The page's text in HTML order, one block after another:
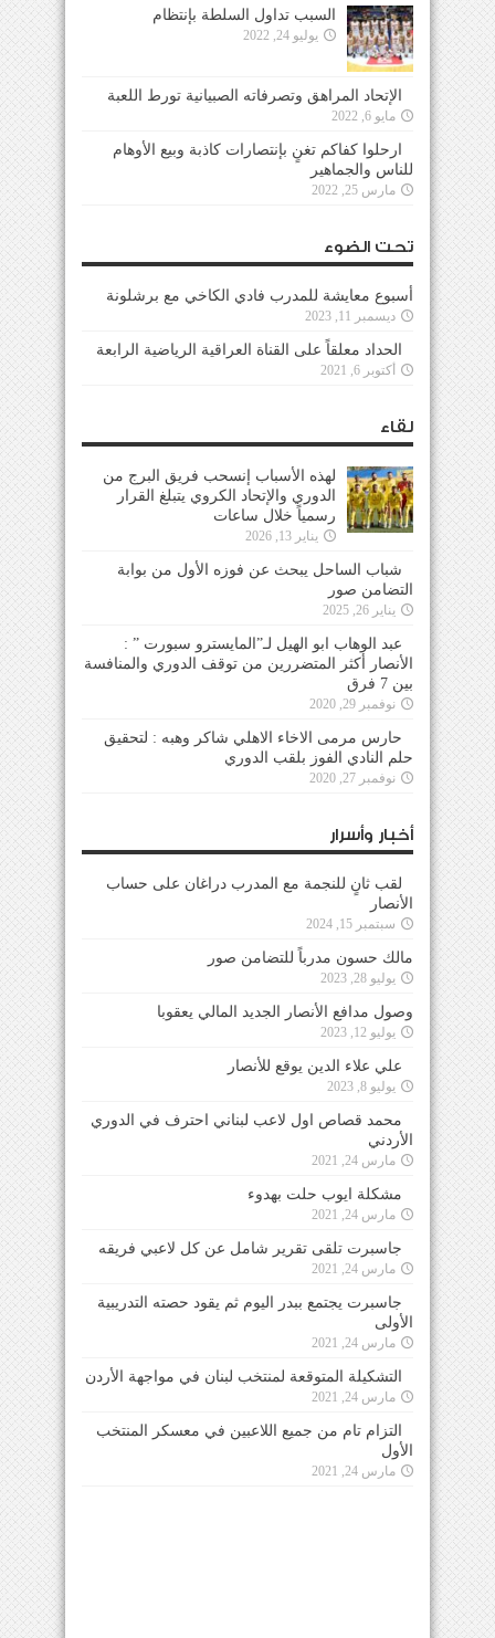
السبب تداول السلطة بإنتظام
يوليو 24, 2022
الإتحاد المراهق وتصرفاته الصبيانية تورط اللعبة
مايو 6, 2022
ارحلوا كفاكم تغنٍ بإنتصارات كاذبة وبيع الأوهام
للناس والجماهير
مارس 25, 2022
تحت الضوء
أسبوع معايشة للمدرب فادي الكاخي مع برشلونة
ديسمبر 11, 2023
الحداد معلقاً على القناة العراقية الرياضية الرابعة
أكتوبر 6, 2021
لقاء
لهذه الأسباب إنسحب فريق البرج من
الدوري والإتحاد الكروي يتبلغ القرار
رسمياً خلال ساعات
يناير 13, 2026
شباب الساحل يبحث عن فوزه الأول من بوابة
التضامن صور
يناير 26, 2025
عبد الوهاب ابو الهيل لـ”المايسترو سبورت ” :
الأنصار أكثر المتضررين من توقف الدوري والمنافسة
بين 7 فرق
نوفمبر 29, 2020
حارس مرمى الاخاء الاهلي شاكر وهبه : لتحقيق
حلم النادي الفوز بلقب الدوري
نوفمبر 27, 2020
أخبار وأسرار
لقب ثانٍ للنجمة مع المدرب دراغان على حساب
الأنصار
سبتمبر 15, 2024
مالك حسون مدرباً للتضامن صور
يوليو 28, 2023
وصول مدافع الأنصار الجديد المالي يعقوبا
يوليو 12, 2023
علي علاء الدين يوقع للأنصار
يوليو 8, 2023
محمد قصاص اول لاعب لبناني احترف في الدوري
الأردني
مارس 24, 2021
مشكلة ايوب حلت بهدوء
مارس 24, 2021
جاسبرت تلقى تقرير شامل عن كل لاعبي فريقه
مارس 24, 2021
جاسبرت يجتمع ببدر اليوم ثم يقود حصته التدريبية
الأولى
مارس 24, 2021
التشكيلة المتوقعة لمنتخب لبنان في مواجهة الأردن
مارس 24, 2021
التزام تام من جميع اللاعبين في معسكر المنتخب
الأول
مارس 24, 2021